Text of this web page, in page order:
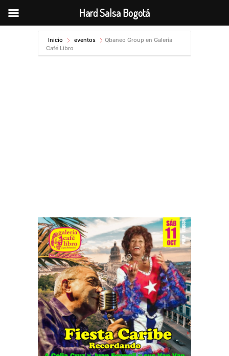
contenido
Inicio eventos
Qbaneo Group en Galería
Café Libro
Hard Salsa Bogotá